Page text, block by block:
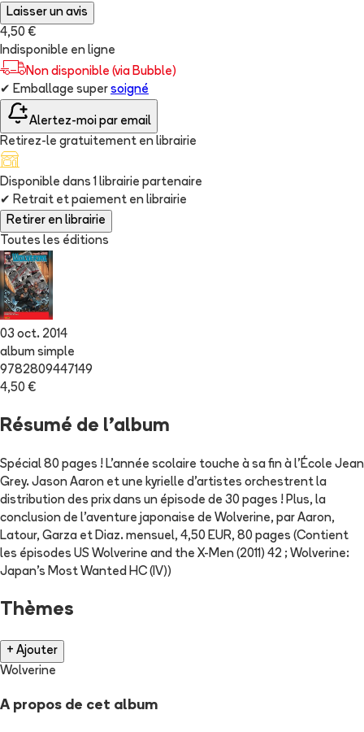
Laisser un avis
4,50 €
Indisponible en ligne
Non disponible (via Bubble)
✔ Emballage super soigné
Alertez-moi par email
Retirez-le gratuitement en librairie
Disponible dans 1 librairie partenaire
✔ Retrait et paiement en librairie
Retirer en librairie
Toutes les éditions
03 oct. 2014
album simple
9782809447149
4,50 €
Résumé de l'album
Spécial 80 pages ! L'année scolaire touche à sa fin à l'École Jean
Grey. Jason Aaron et une kyrielle d'artistes orchestrent la
distribution des prix dans un épisode de 30 pages ! Plus, la
conclusion de l'aventure japonaise de Wolverine, par Aaron,
Latour, Garza et Diaz. mensuel, 4,50 EUR, 80 pages (Contient
les épisodes US Wolverine and the X-Men (2011) 42 ; Wolverine:
Japan's Most Wanted HC (IV))
Thèmes
+ Ajouter
Wolverine
A propos de cet album